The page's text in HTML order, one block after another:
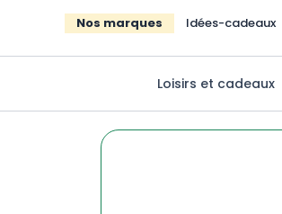
Nos marques Idées-cadeaux
Loisirs et cadeaux